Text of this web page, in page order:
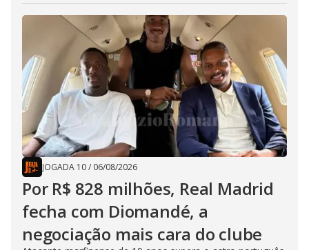
JOGADA 10/ 06/08/2026
Por R$ 828 milhões, Real Madrid
fecha com Diomandé, a
negociação mais cara do clube